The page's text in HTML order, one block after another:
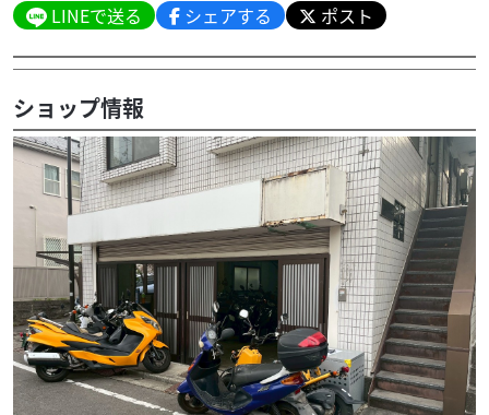
LINEで送る シェアする ポスト
ショップ情報